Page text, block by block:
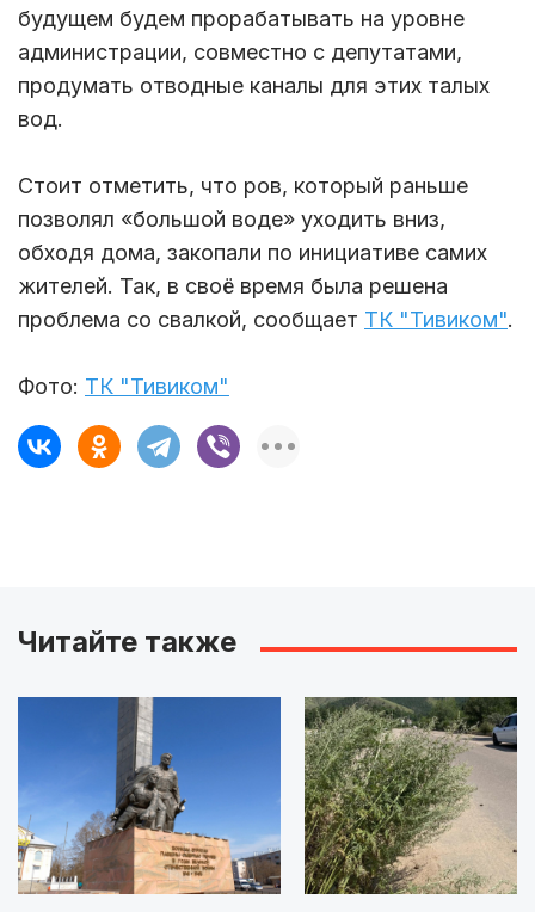
будущем будем прорабатывать на уровне
администрации, совместно с депутатами,
продумать отводные каналы для этих талых
вод.
Стоит отметить, что ров, который раньше
позволял «большой воде» уходить вниз,
обходя дома, закопали по инициативе самих
жителей. Так, в своё время была решена
проблема со свалкой, сообщает ТК "Тивиком".
Фото: ТК "Тивиком"
Читайте также